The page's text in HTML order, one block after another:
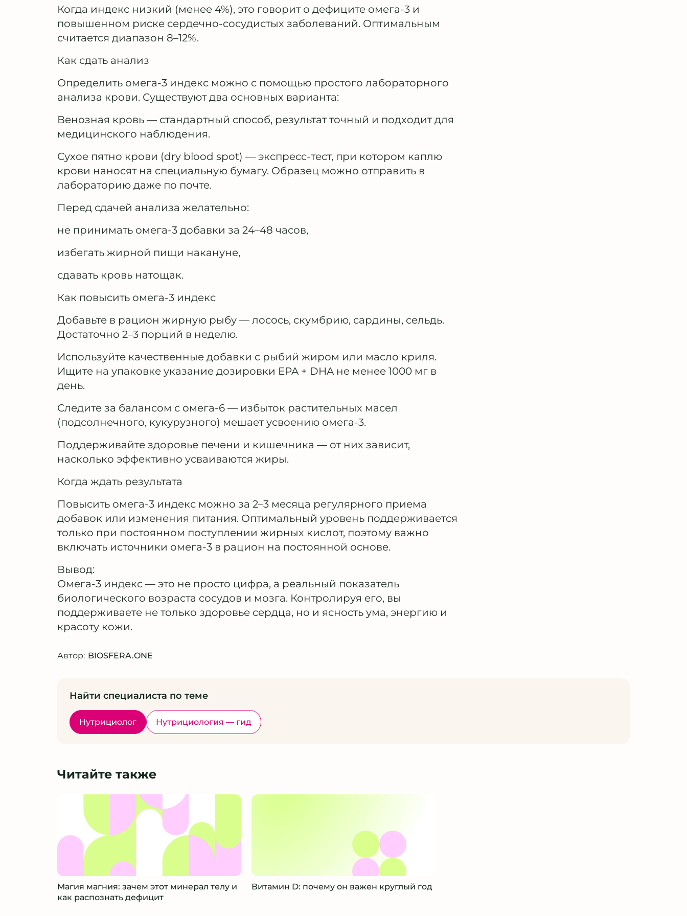
Когда индекс низкий (менее 4%), это говорит о дефиците омега-3 и
повышенном риске сердечно-сосудистых заболеваний. Оптимальным
считается диапазон 8–12%.
Как сдать анализ
Определить омега-3 индекс можно с помощью простого лабораторного
анализа крови. Существуют два основных варианта:
Венозная кровь — стандартный способ, результат точный и подходит для
медицинского наблюдения.
Сухое пятно крови (dry blood spot) — экспресс-тест, при котором каплю
крови наносят на специальную бумагу. Образец можно отправить в
лабораторию даже по почте.
Перед сдачей анализа желательно:
не принимать омега-3 добавки за 24–48 часов,
избегать жирной пищи накануне,
сдавать кровь натощак.
Как повысить омега-3 индекс
Добавьте в рацион жирную рыбу — лосось, скумбрию, сардины, сельдь.
Достаточно 2–3 порций в неделю.
Используйте качественные добавки с рыбий жиром или масло криля.
Ищите на упаковке указание дозировки EPA + DHA не менее 1000 мг в
день.
Следите за балансом с омега-6 — избыток растительных масел
(подсолнечного, кукурузного) мешает усвоению омега-3.
Поддерживайте здоровье печени и кишечника — от них зависит,
насколько эффективно усваиваются жиры.
Когда ждать результата
Повысить омега-3 индекс можно за 2–3 месяца регулярного приема
добавок или изменения питания. Оптимальный уровень поддерживается
только при постоянном поступлении жирных кислот, поэтому важно
включать источники омега-3 в рацион на постоянной основе.
Вывод:
Омега-3 индекс — это не просто цифра, а реальный показатель
биологического возраста сосудов и мозга. Контролируя его, вы
поддерживаете не только здоровье сердца, но и ясность ума, энергию и
красоту кожи.
Автор: BIOSFERA.ONE
Найти специалиста по теме
Нутрициолог Нутрициология — гид
Читайте также
Магия магния: зачем этот минерал телу и
как распознать дефицит
Витамин D: почему он важен круглый год